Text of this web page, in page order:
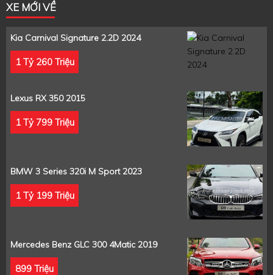
XE MỚI VỀ
Kia Carnival Signature 2.2D 2024
1 Tỷ 260 Triệu
Lexus RX 350 2015
1 Tỷ 799 Triệu
BMW 3 Series 320i M Sport 2023
1 Tỷ 199 Triệu
Mercedes Benz GLC 300 4Matic 2019
899 Triệu